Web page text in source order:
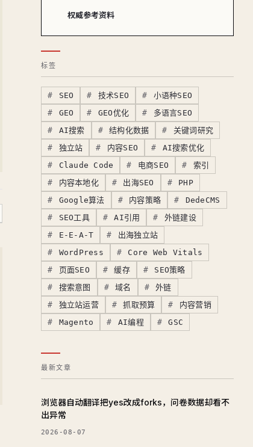
权威参考资料
标签
SEO 技术SEO
小语种SEO
GEO
GEO优化
多语言SEO
AI搜索
结构化数据
关键词研究
独立站
内容SEO
AI搜索优化
Claude Code
电商SEO
索引
内容本地化
出海SEO
PHP
Google算法
内容策略
DedeCMS
SEO工具
AI引用
外链建设
E-E-A-T
出海独立站
WordPress
Core Web Vitals
页面SEO
缓存
SEO策略
搜索意图
域名
外链
独立站运营
抓取预算
内容营销
Magento
AI编程 GSC
最新文章
浏览器自动翻译把yes改成forks，问卷数据却看不
出异常
2026-08-07